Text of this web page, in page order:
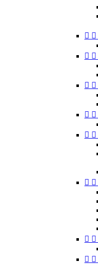
 
 
 
 
 
 
 
 